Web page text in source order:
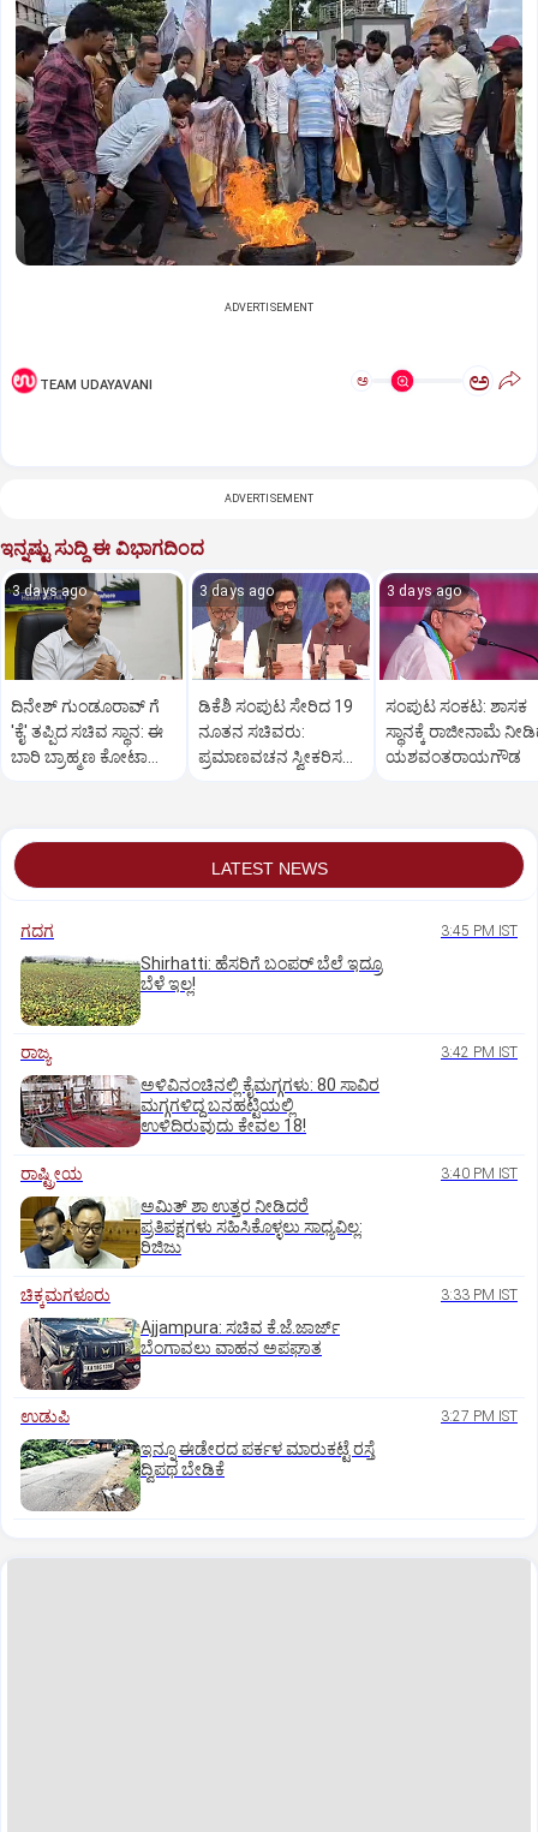
ADVERTISEMENT
TEAM UDAYAVANI ಅ ಅ
ADVERTISEMENT
ಇನ್ನಷ್ಟು ಸುದ್ದಿ ಈ ವಿಭಾಗದಿಂದ
3 days ago
ದಿನೇಶ್ ಗುಂಡೂರಾವ್ ಗೆ
'ಕೈ' ತಪ್ಪಿದ ಸಚಿವ ಸ್ಥಾನ: ಈ
ಬಾರಿ ಬ್ರಾಹ್ಮಣ ಕೋಟಾ
3 days ago
ಡಿಕೆಶಿ ಸಂಪುಟ ಸೇರಿದ 19
ನೂತನ ಸಚಿವರು:
ಪ್ರಮಾಣವಚನ ಸ್ವೀಕರಿಸದ
3 days ago
ಸಂಪುಟ ಸಂಕಟ: ಶಾಸಕ
ಸ್ಥಾನಕ್ಕೆ ರಾಜೀನಾಮೆ
ಯಶವಂತರಾಯಗೌಡ
LATEST NEWS
ಗದಗ 3:45 PM IST
Shirhatti: ಹೆಸರಿಗೆ ಬಂಪರ್ ಬೆಲೆ ಇದ್ರೂ
ಬೆಳೆ ಇಲ್ಲ!
ರಾಜ್ಯ 3:42 PM IST
ಅಳಿವಿನಂಚಿನಲ್ಲಿ ಕೈಮಗ್ಗಗಳು: 80 ಸಾವಿರ
ಮಗ್ಗಗಳಿದ್ದ ಬನಹಟ್ಟಿಯಲ್ಲಿ
ಉಳಿದಿರುವುದು ಕೇವಲ 18!
ರಾಷ್ಟ್ರೀಯ 3:40 PM IST
ಅಮಿತ್ ಶಾ ಉತ್ತರ ನೀಡಿದರೆ
ಪ್ರತಿಪಕ್ಷಗಳು ಸಹಿಸಿಕೊಳ್ಳಲು ಸಾಧ್ಯವಿಲ್ಲ:
ರಿಜಿಜು
ಚಿಕ್ಕಮಗಳೂರು 3:33 PM IST
Ajjampura: ಸಚಿವ ಕೆ.ಜೆ.ಜಾರ್ಜ್
ಬೆಂಗಾವಲು ವಾಹನ ಅಪಘಾತ
ಉಡುಪಿ 3:27 PM IST
ಇನ್ನೂ ಈಡೇರದ ಪರ್ಕಳ ಮಾರುಕಟ್ಟೆ ರಸ್ತೆ
ದ್ವಿಪಥ ಬೇಡಿಕೆ